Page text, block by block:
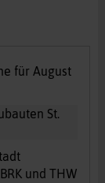
für August
St.
und THW